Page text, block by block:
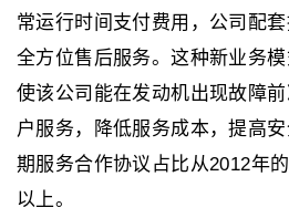
常运行时间支付费用，公司配
全方位售后服务。这种新业务模
使该公司能在发动机出现故障
户服务，降低服务成本，提高
期服务合作协议占比从2012年
以上。